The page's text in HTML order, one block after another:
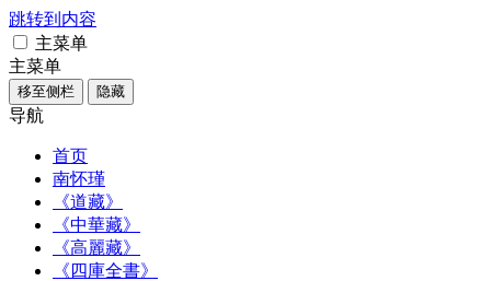
跳转到内容
主菜单
主菜单
移至侧栏 隐藏
导航
首页
南怀瑾
《道藏》
《中華藏》
《高麗藏》
《四庫全書》